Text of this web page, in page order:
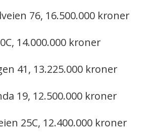
76, 16.500.000 kroner
14.000.000 kroner
41, 13.225.000 kroner
19, 12.500.000 kroner
25C, 12.400.000 kroner